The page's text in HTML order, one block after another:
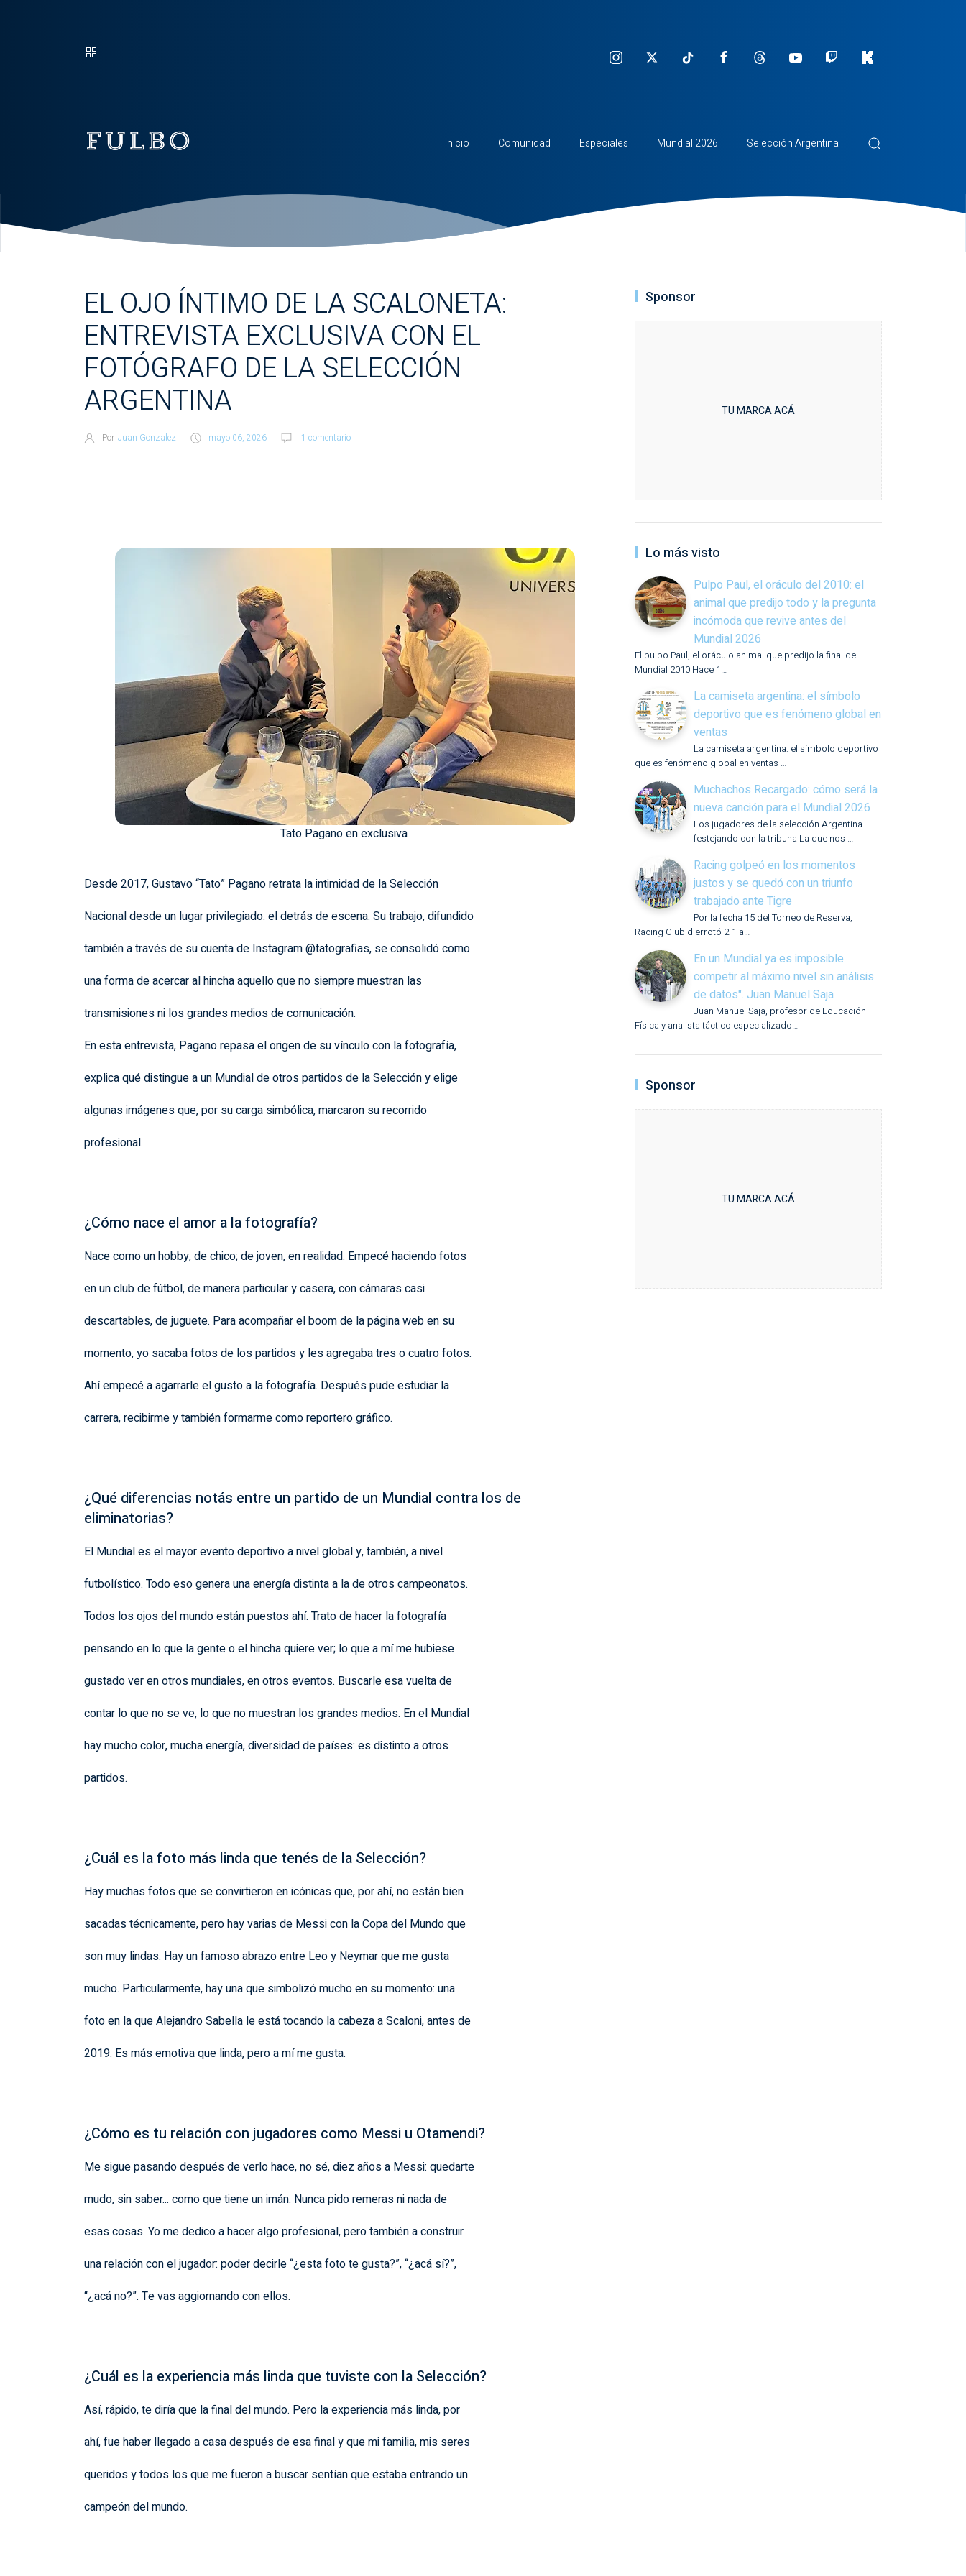
Inicio Comunidad Especiales Mundial 2026 Selección Argentina
EL OJO ÍNTIMO DE LA SCALONETA:
ENTREVISTA EXCLUSIVA CON EL
FOTÓGRAFO DE LA SELECCIÓN
ARGENTINA
Por Juan Gonzalez mayo 06, 2026 1 comentario
Tato Pagano en exclusiva
Desde 2017, Gustavo “Tato” Pagano retrata la intimidad de la Selección
Nacional desde un lugar privilegiado: el detrás de escena. Su trabajo, difundido
también a través de su cuenta de Instagram @tatografias, se consolidó como
una forma de acercar al hincha aquello que no siempre muestran las
transmisiones ni los grandes medios de comunicación.
En esta entrevista, Pagano repasa el origen de su vínculo con la fotografía,
explica qué distingue a un Mundial de otros partidos de la Selección y elige
algunas imágenes que, por su carga simbólica, marcaron su recorrido
profesional.
¿Cómo nace el amor a la fotografía?
Nace como un hobby, de chico; de joven, en realidad. Empecé haciendo fotos
en un club de fútbol, de manera particular y casera, con cámaras casi
descartables, de juguete. Para acompañar el boom de la página web en su
momento, yo sacaba fotos de los partidos y les agregaba tres o cuatro fotos.
Ahí empecé a agarrarle el gusto a la fotografía. Después pude estudiar la
carrera, recibirme y también formarme como reportero gráfico.
¿Qué diferencias notás entre un partido de un Mundial contra los de
eliminatorias?
El Mundial es el mayor evento deportivo a nivel global y, también, a nivel
futbolístico. Todo eso genera una energía distinta a la de otros campeonatos.
Todos los ojos del mundo están puestos ahí. Trato de hacer la fotografía
pensando en lo que la gente o el hincha quiere ver; lo que a mí me hubiese
gustado ver en otros mundiales, en otros eventos. Buscarle esa vuelta de
contar lo que no se ve, lo que no muestran los grandes medios. En el Mundial
hay mucho color, mucha energía, diversidad de países: es distinto a otros
partidos.
¿Cuál es la foto más linda que tenés de la Selección?
Hay muchas fotos que se convirtieron en icónicas que, por ahí, no están bien
sacadas técnicamente, pero hay varias de Messi con la Copa del Mundo que
son muy lindas. Hay un famoso abrazo entre Leo y Neymar que me gusta
mucho. Particularmente, hay una que simbolizó mucho en su momento: una
foto en la que Alejandro Sabella le está tocando la cabeza a Scaloni, antes de
2019. Es más emotiva que linda, pero a mí me gusta.
¿Cómo es tu relación con jugadores como Messi u Otamendi?
Me sigue pasando después de verlo hace, no sé, diez años a Messi: quedarte
mudo, sin saber... como que tiene un imán. Nunca pido remeras ni nada de
esas cosas. Yo me dedico a hacer algo profesional, pero también a construir
una relación con el jugador: poder decirle “¿esta foto te gusta?”, “¿acá sí?”,
“¿acá no?”. Te vas aggiornando con ellos.
¿Cuál es la experiencia más linda que tuviste con la Selección?
Así, rápido, te diría que la final del mundo. Pero la experiencia más linda, por
ahí, fue haber llegado a casa después de esa final y que mi familia, mis seres
queridos y todos los que me fueron a buscar sentían que estaba entrando un
campeón del mundo.
Sponsor
TU MARCA ACÁ
Lo más visto
Pulpo Paul, el oráculo del 2010: el
animal que predijo todo y la pregunta
incómoda que revive antes del
Mundial 2026
El pulpo Paul, el oráculo animal que predijo la final del
Mundial 2010 Hace 1…
La camiseta argentina: el símbolo
deportivo que es fenómeno global en
ventas
La camiseta argentina: el símbolo deportivo
que es fenómeno global en ventas …
Muchachos Recargado: cómo será la
nueva canción para el Mundial 2026
Los jugadores de la selección Argentina
festejando con la tribuna La que nos …
Racing golpeó en los momentos
justos y se quedó con un triunfo
trabajado ante Tigre
Por la fecha 15 del Torneo de Reserva,
Racing Club d errotó 2-1 a…
En un Mundial ya es imposible
competir al máximo nivel sin análisis
de datos". Juan Manuel Saja
Juan Manuel Saja, profesor de Educación
Física y analista táctico especializado…
Sponsor
TU MARCA ACÁ